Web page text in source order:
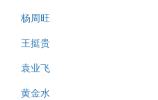
杨周旺
王挺贵
袁业飞
黄金水